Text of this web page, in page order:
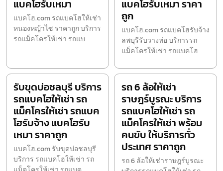
แบคโฮรับเหมา
แบคโฮ.com รถแบคโฮให้เช่า
หนองหญ้าไซ ราคาถูก บริการ
รถแม็คโครให้เช่า รถแบ
แบคโฮรับเหมา ราคา
ถูก
แบคโฮ.com รถแบคโฮรับจ้าง
ลพบุรีรับวางท่อ บริการรถ
แม็คโครให้เช่า รถแบคโฮ
รับขุดบ่อชลบุรี บริการ
รถแบคโฮให้เช่า รถ
แม็คโครให้เช่า รถแบค
โฮรับจ้าง แบคโฮรับ
เหมา ราคาถูก
แบคโฮ.com รับขุดบ่อชลบุรี
บริการ รถแบคโฮให้เช่า รถ
รถ 6 ล้อให้เช่า
ราษฎร์บูรณะ บริการ
รถแบคโฮให้เช่า รถ
แม็คโครให้เช่า พร้อม
คนขับ ให้บริการทั่ว
ประเทศ ราคาถูก
รถ 6 ล้อให้เช่าราษฎร์บูรณะ